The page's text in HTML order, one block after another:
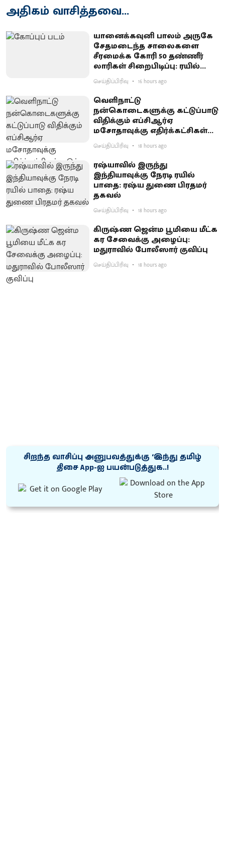
அதிகம் வாசித்தவை...
யானைக்கவுனி பாலம் அருகே
சேதமடைந்த சாலைகளை
சீரமைக்க கோரி 50 தண்ணீர்
லாரிகள் சிறைபிடிப்பு: ரயில்வே
குடியிருப்புவாசிகள் போராட்டம்
செய்திப்பிரிவு 16 hours ago
வெளிநாட்டு
நன்கொடைகளுக்கு கட்டுப்பாடு
விதிக்கும் எப்சிஆர்ஏ
மசோதாவுக்கு எதிர்க்கட்சிகள்
கடும் எதிர்ப்பு
செய்திப்பிரிவு 18 hours ago
ரஷ்யாவில் இருந்து
இந்தியாவுக்கு நேரடி ரயில்
பாதை: ரஷ்ய துணை பிரதமர்
தகவல்
செய்திப்பிரிவு 18 hours ago
கிருஷ்ண ஜென்ம பூமியை மீட்க
கர சேவைக்கு அழைப்பு:
மதுராவில் போலீஸார் குவிப்பு
செய்திப்பிரிவு 18 hours ago
சிறந்த வாசிப்பு அனுபவத்துக்கு ‘இந்து தமிழ்
திசை App-ஐ பயன்படுத்துக..!